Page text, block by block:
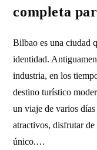
completa
Bilbao es una ciudad
identidad.
industria, en los
destino turístico
un viaje de varios
atractivos, disfrutar
único.…